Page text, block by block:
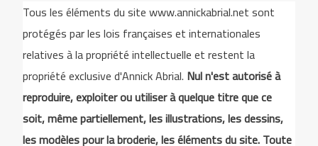
Tous les éléments du site www.annickabrial.net sont
protégés par les lois françaises et internationales
relatives à la propriété intellectuelle et restent la
propriété exclusive d'Annick Abrial. Nul n'est autorisé à
reproduire, exploiter ou utiliser à quelque titre que ce
soit, même partiellement, les illustrations, les dessins,
les modèles pour la broderie, les éléments du site. Toute